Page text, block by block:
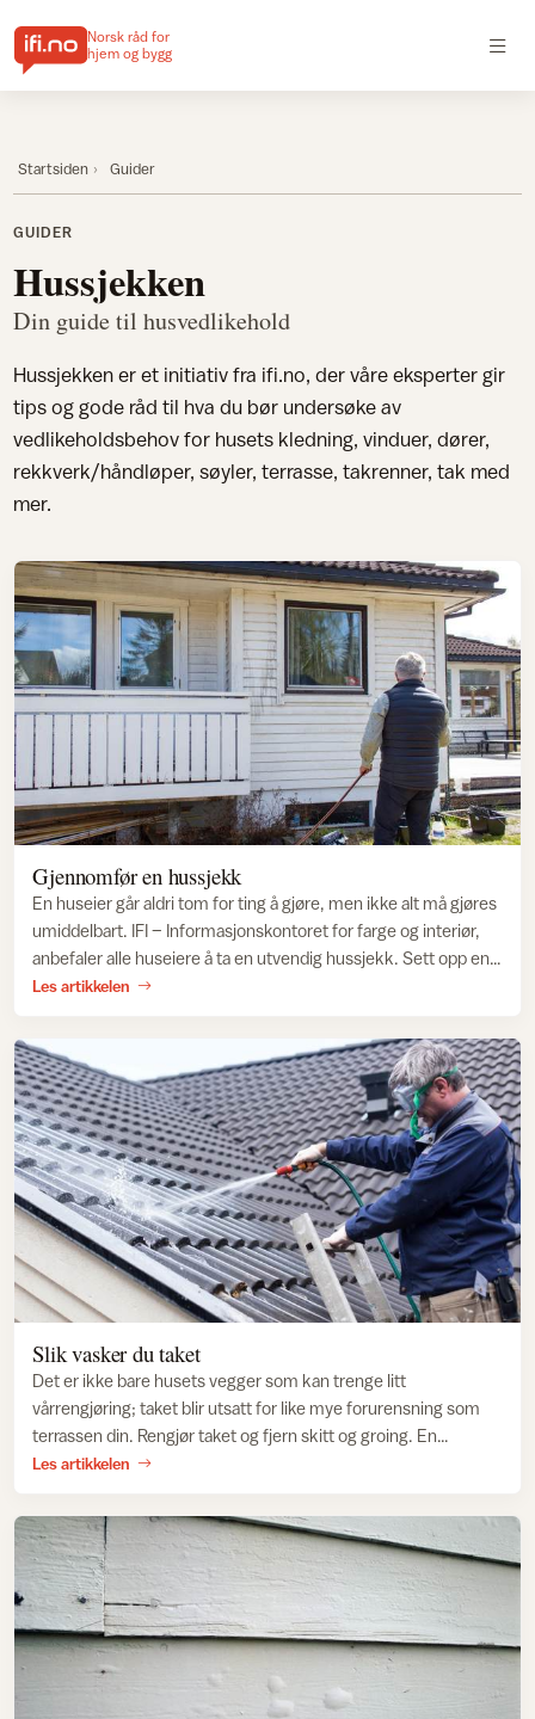
Norsk råd for
hjem og bygg
Startsiden Guider
GUIDER
Hussjekken
Din guide til husvedlikehold
Hussjekken er et initiativ fra ifi.no, der våre eksperter gir
tips og gode råd til hva du bør undersøke av
vedlikeholdsbehov for husets kledning, vinduer, dører,
rekkverk/håndløper, søyler, terrasse, takrenner, tak med
mer.
Gjennomfør en hussjekk
En huseier går aldri tom for ting å gjøre, men ikke alt må gjøres
umiddelbart. IFI – Informasjonskontoret for farge og interiør,
anbefaler alle huseiere å ta en utvendig hussjekk. Sett opp en
arbeidsliste, og planlegg vedlikeholdet slik du unngår kostbare
Les artikkelen
Slik vasker du taket
Det er ikke bare husets vegger som kan trenge litt
vårrengjøring; taket blir utsatt for like mye forurensning som
terrassen din. Rengjør taket og fjern skitt og groing. En
behandling etterpå forhindrer ny begroing.
Les artikkelen